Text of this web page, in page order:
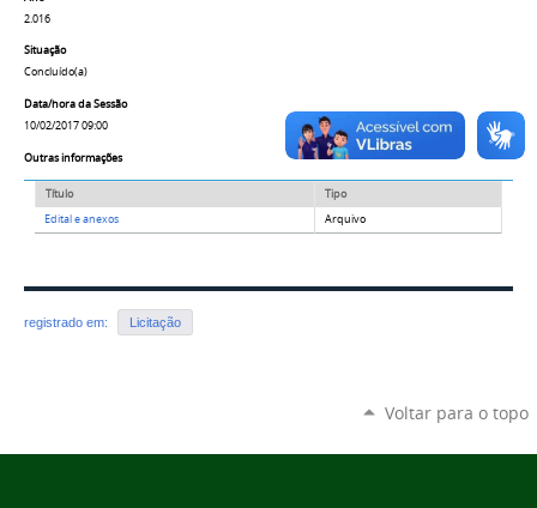
2.016
Situação
Concluído(a)
Data/hora da Sessão
10/02/2017 09:00
Outras informações
Título
Tipo
Edital e anexos
Arquivo
registrado em: Licitação
Voltar para o topo